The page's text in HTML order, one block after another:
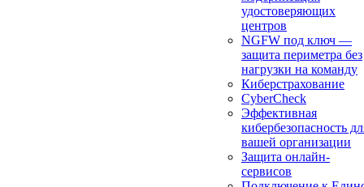
удостоверяющих
центров
NGFW под ключ —
защита периметра без
нагрузки на команду
Киберстрахование
CyberCheck
Эффективная
кибербезопасность
вашей организации
Защита онлайн-
сервисов